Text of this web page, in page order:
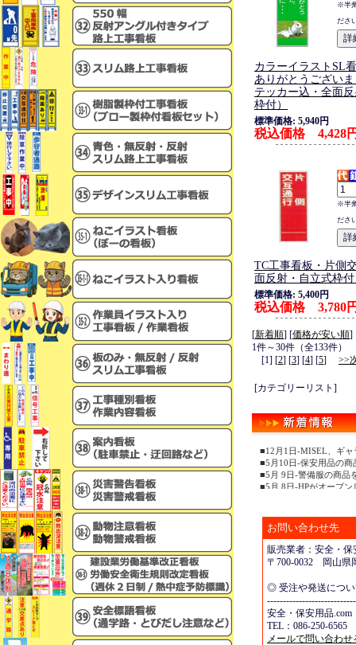
※半
ださ
カラーイラストSL
ありがとうござい
テッカー込・全面
枠付）
標準価格: 5,940円
税込価格 4,428
※半
ださ
TC工事看板・片側
面反射・自立式枠
標準価格: 5,400円
税込価格 3,780
[新着順] [価格が安い順]
1件～30件（全133件）
[1] [2] [3] [4] [5] >>
[カテゴリーリスト]
■12月1日-MISEL、ギ
■5月10日-保安用品の商
■5月 9日-警備服の商品
■5月 8日-HPがオープン
お問い合わせ先
販売業者：安全・保
〒700-0032 岡山県
◎ 受注や発送につ
安全・保安用品.com
TEL：086-250-6565
メールで問い合わせ